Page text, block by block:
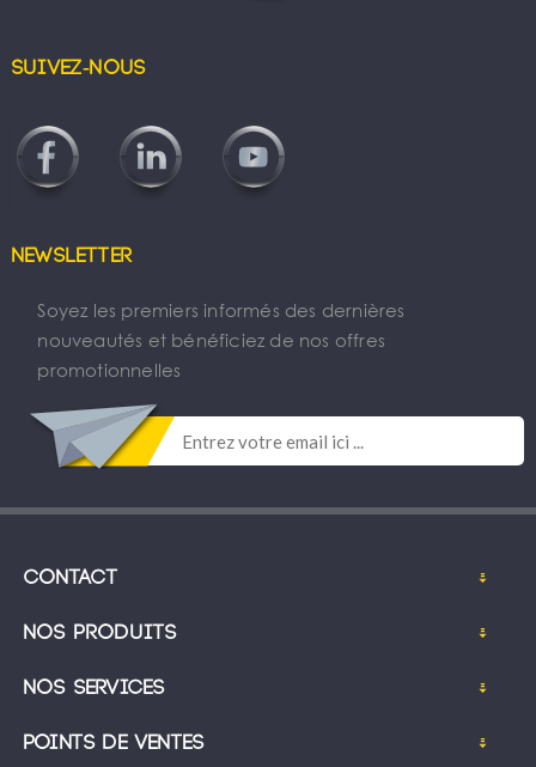
Suivez-nous
Newsletter
Soyez les premiers informés des dernières
nouveautés et bénéficiez de nos offres
promotionnelles
Contact
Nos produits
Nos services
Points de ventes